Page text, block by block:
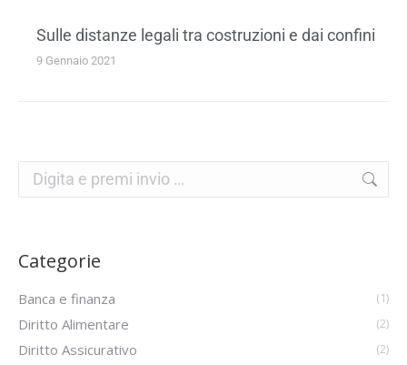
Sulle distanze legali tra costruzioni e dai confini
9 Gennaio 2021
Categorie
Banca e finanza (1)
Diritto Alimentare (2)
Diritto Assicurativo (2)